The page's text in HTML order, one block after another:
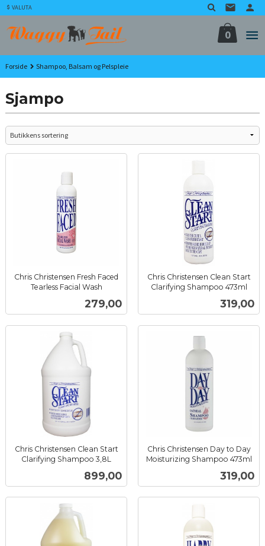
Gå
til
innholdet
VALUTA
0
Forside Shampoo, Balsam og Pelspleie
Sjampo
Chris Christensen Fresh Faced
Tearless Facial Wash
Pris
279,00
Chris Christensen Clean Start
Clarifying Shampoo 473ml
Pris
319,00
Chris Christensen Clean Start
Clarifying Shampoo 3,8L
Pris
899,00
Chris Christensen Day to Day
Moisturizing Shampoo 473ml
Pris
319,00